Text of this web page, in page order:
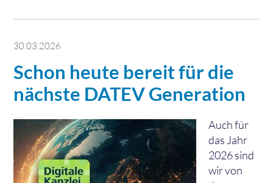
30.03.2026
Schon heute bereit für die
nächste DATEV Generation
Auch für
das Jahr
2026 sind
wir von